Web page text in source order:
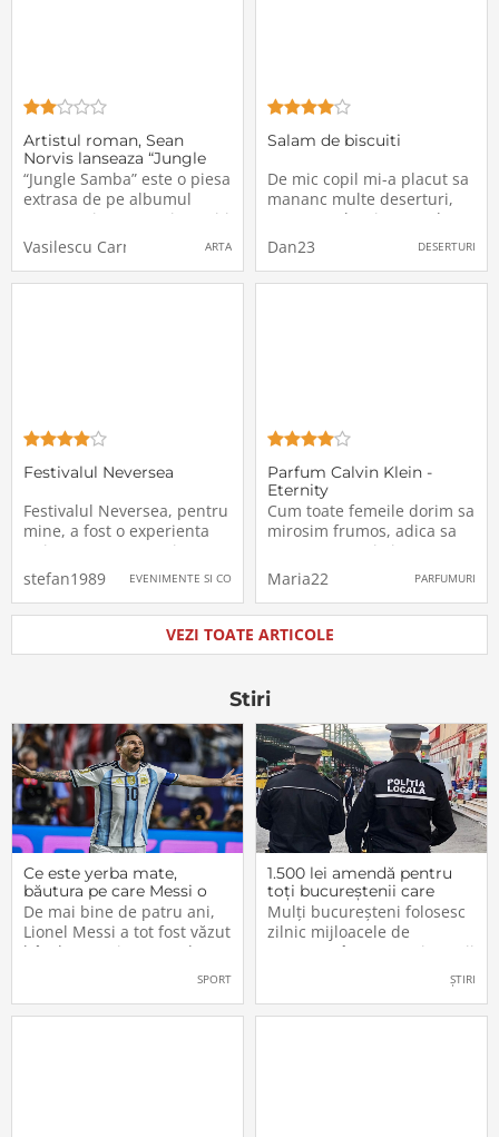
Artistul roman, Sean
Norvis lanseaza “Jungle
Samba”, o colaborare de
proportii cu Lori Glori &
“Jungle Samba” este o piesa
extrasa de pe albumul
UNITED si este menita sa iti
ridice moralul si sa aduca
bucurie in viata ta!Legat de
aceasta piesa, Sean a
Vasilescu Carmen ARTA
Salam de biscuiti
De mic copil mi-a placut sa
mananc multe deserturi,
pentru ca bunica mea le
facea intr-un stil anume,
foarte dulci, de parca ar fi
facut parte intr-o fabrica de
Dan23 DESERTURI
Festivalul Neversea
Festivalul Neversea, pentru
mine, a fost o experienta
unica! Am avut ocazia sa
merg cu familia mea la
Constanta, pentru doua
saptamani , de asemenea
biletele pentru eveniment
le-am comandat dinainte,
stefan1989 EVENIMENTE SI CONCERTE
Parfum Calvin Klein -
Eternity
Cum toate femeile dorim sa
mirosim frumos, adica sa
atragem atentia in sens
pozitiv, m-am gandit sa-mi
cumpar un parfum de la un
brand cunoscut, mai exact
de la brand-ul Calvin Klein,
pentru ca este brand-ul
cat si la
Maria22 PARFUMURI
VEZI TOATE ARTICOLE
Stiri
Ce este yerba mate,
băutura pe care Messi o
bea înainte de meciurile
din Campionatul Mondial
2026
De mai bine de patru ani,
Lionel Messi a tot fost văzut
bând un ceai extrem de
popular în Argentina. Este
plantă tradițională sud-
SPORT
1.500 lei amendă pentru
toți bucureștenii care
refuză să facă acest lucru
acum, în 2026.
Mulți bucureșteni folosesc
zilnic mijloacele de
transport în comun, iar unii
dintre ei călătoresc adesea
cu autobuzul sau tramvaiul
fără a plăti un bilet. Iar în
ȘTIRI